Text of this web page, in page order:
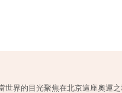
世界的目光聚焦在北京這座奧運